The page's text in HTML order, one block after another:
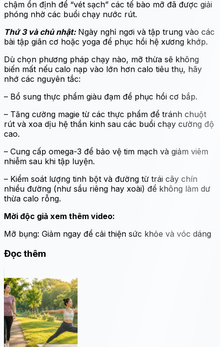
chậm ổn định để “vét sạch” các tế bào mỡ đã được giải
phóng nhờ các buổi chạy nước rút.
Thứ 3 và chủ nhật:Ngày nghỉ ngơi và tập trung vào các
bài tập giãn cơ hoặc yoga để phục hồi hệ xương khớp.
Dù chọn phương pháp chạy nào, mỡ thừa sẽ không
biến mất nếu calo nạp vào lớn hơn calo tiêu thụ, hãy
nhớ các nguyên tắc:
– Bổ sung thực phẩm giàu đạm để phục hồi cơ bắp.
– Tăng cường magie từ các thực phẩm để tránh chuột
rút và xoa dịu hệ thần kinh sau các buổi chạy cường độ
cao.
– Cung cấp omega-3 để bảo vệ tim mạch và giảm viêm
nhiễm sau khi tập luyện.
– Kiểm soát lượng tinh bột và đường từ trái cây chín
nhiều đường (như sầu riêng hay xoài) để không làm dư
thừa calo rỗng.
Mời độc giả xem thêm video:
Mỡ bụng: Giảm ngay để cải thiện sức khỏe và vóc dáng
Đọc thêm